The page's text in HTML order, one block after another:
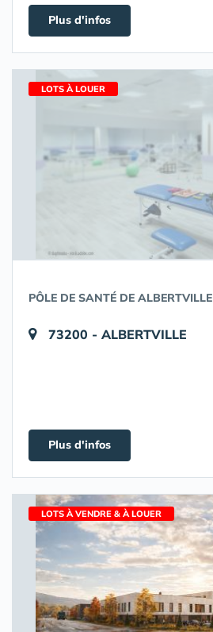
Plus d'infos
LOTS À LOUER
PÔLE DE SANTÉ DE ALBERTVILLE
73200 - ALBERTVILLE
Plus d'infos
LOTS À VENDRE & À LOUER